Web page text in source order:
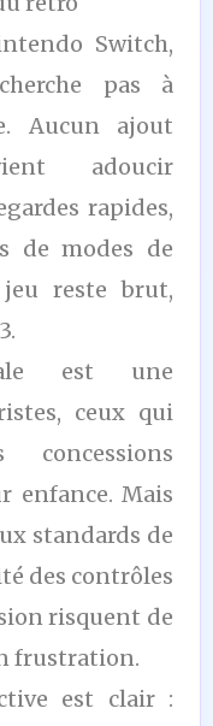
Switch,
pas à
Aucun ajout
adoucir
rapides,
de modes de
reste brut,
est une
ceux qui
enfance. Mais
standards de
des contrôles
risquent de
frustration.
est clair :